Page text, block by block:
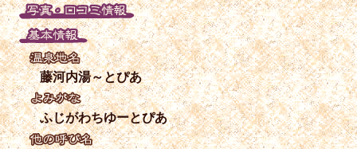
藤河内湯～とぴあ
ふじがわちゆーとぴあ